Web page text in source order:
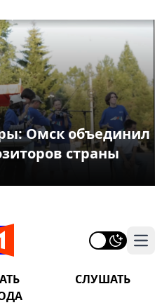
Омск объединил
страны
СЛУШАТЬ